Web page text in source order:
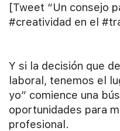
[Tweet “Un consejo
#creatividad en el
Y si la decisión que
laboral, tenemos el
yo” comience una
oportunidades para
profesional.